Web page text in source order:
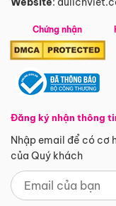
Chứng nhận
Đăng ký nhận thông
Nhập email để có cơ
của Quý khách